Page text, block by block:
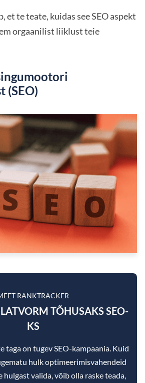
et te teate, kuidas see SEO aspekt
orgaanilist liiklust teie
(SEO)
RANKTRACKER
TÕHUSAKS SEO-
KS
taga on tugev SEO-kampaania. Kuid
hulk optimeerimisvahendeid
valida, võib olla raske teada,